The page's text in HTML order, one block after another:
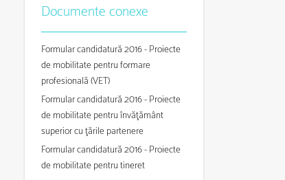
Documente conexe
Formular candidatură 2016 - Proiecte
de mobilitate pentru formare
profesională (VET)
Formular candidatură 2016 - Proiecte
de mobilitate pentru învăţământ
superior cu ţările partenere
Formular candidatură 2016 - Proiecte
de mobilitate pentru tineret